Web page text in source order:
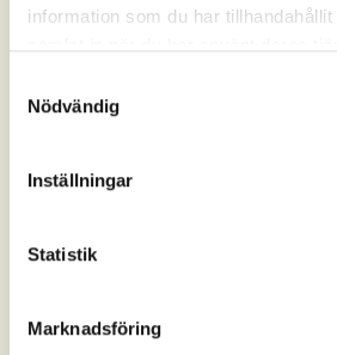
information som du har
Nödvändig
Inställningar
Statistik
Marknadsföring
Høyde: